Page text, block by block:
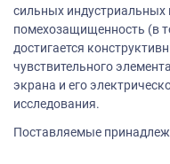
сильных
помехозащищенность (в
достигается
чувствительного
экрана и его
исследования.
Поставляемые